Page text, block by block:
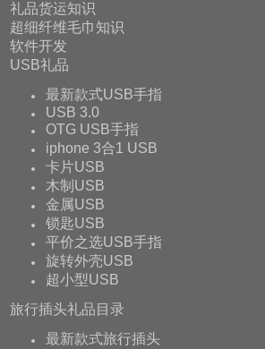
礼品货运知识
超细纤维毛巾知识
软件开发
USB礼品
最新款式USB手指
USB 3.0
OTG USB手指
iphone 3合1 USB
卡片USB
木制USB
金属USB
锁匙USB
平价之选USB手指
旋转外壳USB
超小型USB
旅行插头礼品目录
最新款式旅行插头